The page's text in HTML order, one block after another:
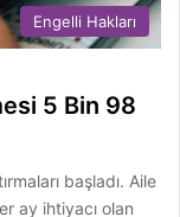
Engelli Hakları
5 Bin 98
başladı. Aile
ay ihtiyacı olan